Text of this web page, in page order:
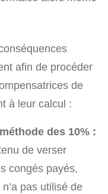
afin de procéder
de
à leur calcul :
des 10% :
de verser
congés payés,
pas utilisé de